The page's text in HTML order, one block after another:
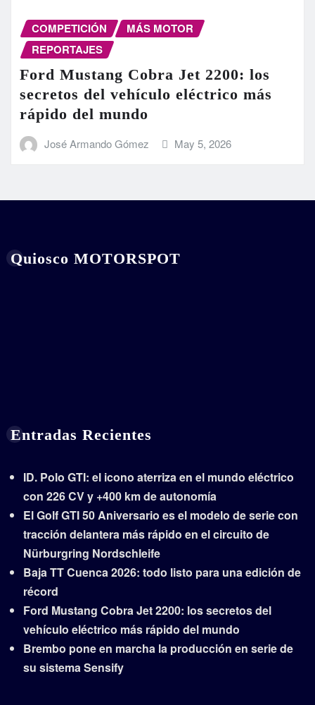
COMPETICIÓN
MÁS MOTOR
REPORTAJES
Ford Mustang Cobra Jet 2200: los
secretos del vehículo eléctrico más
rápido del mundo
José Armando Gómez May 5, 2026
Quiosco MOTORSPOT
Entradas Recientes
ID. Polo GTI: el icono aterriza en el mundo eléctrico
con 226 CV y +400 km de autonomía
El Golf GTI 50 Aniversario es el modelo de serie con
tracción delantera más rápido en el circuito de
Nürburgring Nordschleife
Baja TT Cuenca 2026: todo listo para una edición de
récord
Ford Mustang Cobra Jet 2200: los secretos del
vehículo eléctrico más rápido del mundo
Brembo pone en marcha la producción en serie de
su sistema Sensify